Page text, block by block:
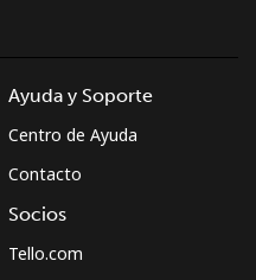
Ayuda y Soporte
Centro de Ayuda
Contacto
Socios
Tello.com